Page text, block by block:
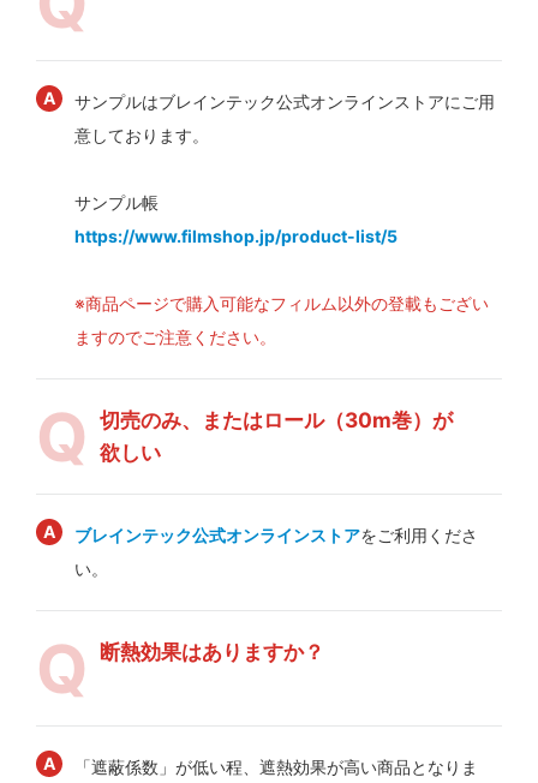
サンプルはブレインテック公式オンラインストアにご用
意しております。
サンプル帳
https://www.filmshop.jp/product-list/5
※商品ページで購入可能なフィルム以外の登載もござい
ますのでご注意ください。
切売のみ、またはロール（30m巻）が
欲しい
ブレインテック公式オンラインストアをご利用くださ
い。
断熱効果はありますか？
「遮蔽係数」が低い程、遮熱効果が高い商品となりま